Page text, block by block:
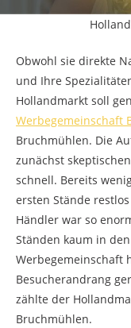
Obwohl sie direkte
und Ihre
Hollandmarkt soll
Werbegemeinschaft
Bruchmühlen. Die
zunächst
schnell. Bereits
ersten Stände
Händler war so
Ständen kaum in
Werbegemeinschaft
Besucherandrang
zählte der
Bruchmühlen.